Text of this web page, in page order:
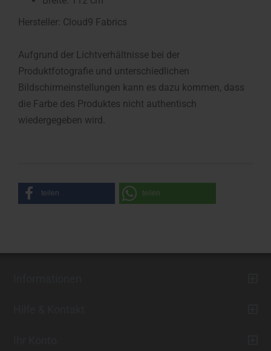
Hersteller: Cloud9 Fabrics
Aufgrund der Lichtverhältnisse bei der
Produktfotografie und unterschiedlichen
Bildschirmeinstellungen kann es dazu kommen, dass
die Farbe des Produktes nicht authentisch
wiedergegeben wird.
teilen teilen